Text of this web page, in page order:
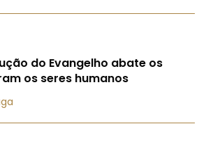
do Evangelho abate os
os seres humanos